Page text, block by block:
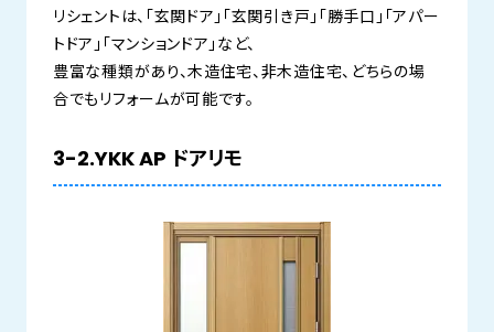
リシェントは、「玄関ドア」「玄関引き戸」「勝手口」「アパー
トドア」「マンションドア」など、
豊富な種類があり、木造住宅、非木造住宅、どちらの場
合でもリフォームが可能です。
3-2.YKK AP ドアリモ